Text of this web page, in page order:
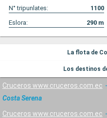
N° tripunlates:
1100
Eslora:
290 m
La flota de
Los destinos
Cruceros www.cruceros.com.ec
Costa Serena
Cruceros www.cruceros.com.ec